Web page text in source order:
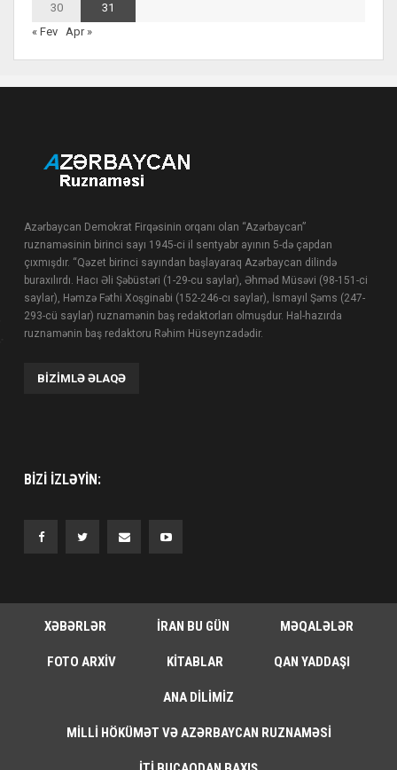
30
31
« Fev Apr »
Azərbaycan Demokrat Firqəsinin orqanı olan “Azərbaycan”
ruznaməsinin birinci sayı 1945-ci il sentyabr ayının 5-də çapdan
çıxmışdır. “Qəzet birinci sayından başlayaraq Azərbaycan dilində
buraxılırdı. Hacı Əli Şəbüstəri (1-29-cu saylar), Əhməd Müsəvi (98-151-ci
saylar), Həmzə Fəthi Xoşginabi (152-246-cı saylar), İsmayıl Şəms (247-
293-cü saylar) ruznamənin baş redaktorları olmuşdur. Hal-hazırda
ruznamənin baş redaktoru Rəhim Hüseynzadədir.
BIZIMLƏ ƏLAQƏ
BIZI IZLƏYIN:
XƏBƏRLƏR İRAN BU GÜN MƏQALƏLƏR
FOTO ARXIV KITABLAR QAN YADDAŞI
ANA DILIMIZ
MILLI HÖKÜMƏT VƏ AZƏRBAYCAN RUZNAMƏSI